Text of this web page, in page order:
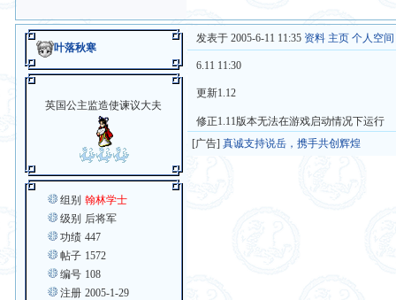
叶落秋寒
英国公主监造使谏议大夫
组别 翰林学士
级别 后将军
功绩 447
帖子 1572
编号 108
注册 2005-1-29
发表于 2005-6-11 11:35 资料 主页 个人空间
6.11 11:30
更新1.12
修正1.11版本无法在游戏启动情况下运行
[广告]真诚支持说岳，携手共创辉煌